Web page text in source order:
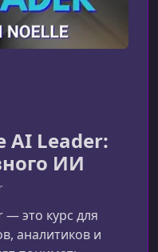
AI Leader:
ИИ
— это курс для
аналитиков и